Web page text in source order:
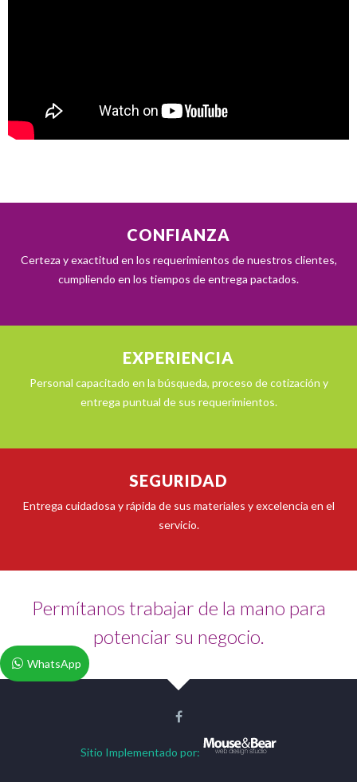
CONFIANZA
Certeza y exactitud en los requerimientos de nuestros clientes,
cumpliendo en los tiempos de entrega pactados.
EXPERIENCIA
Personal capacitado en la búsqueda, proceso de cotización y
entrega puntual de sus requerimientos.
SEGURIDAD
Entrega cuidadosa y rápida de sus materiales y excelencia en el
servicio.
Permítanos trabajar de la mano para
potenciar su negocio.
Sitio Implementado por:
WhatsApp